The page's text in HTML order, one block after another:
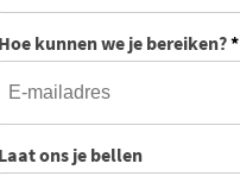
Hoe kunnen we je bereiken?*
Laat ons je bellen